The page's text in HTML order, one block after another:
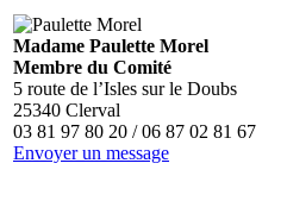
Madame Paulette Morel
Membre du Comité
5 route de l’Isles sur le Doubs
25340 Clerval
03 81 97 80 20 / 06 87 02 81 67
Envoyer un message